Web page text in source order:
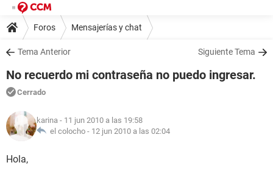
Foros Mensajerías y chat
Tema Anterior Siguiente Tema
No recuerdo mi contraseña no puedo ingresar.
Cerrado
karina - 11 jun 2010 a las 19:58
el colocho - 12 jun 2010 a las 02:04
Hola,